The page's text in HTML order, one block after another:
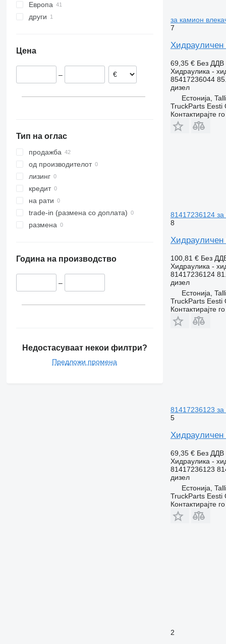
Европа
други
Цена
–
Тип на оглас
продажба
од производителот
лизинг
кредит
на рати
trade-in (размена со доплата)
размена
Година на производство
–
Недостасуваат некои филтри?
Предложи промена
за камион
7
Хидрауличен
69,35 € Без ДДВ
Хидраулика -
85417236044
дизел
Естонија,
TruckParts Eesti
Контактирајте
81417236124
8
Хидрауличен
100,81 € Без
Хидраулика -
81417236124
дизел
Естонија,
TruckParts Eesti
Контактирајте
81417236123
5
Хидрауличен
69,35 € Без ДДВ
Хидраулика -
81417236123
дизел
Естонија,
TruckParts Eesti
Контактирајте
2